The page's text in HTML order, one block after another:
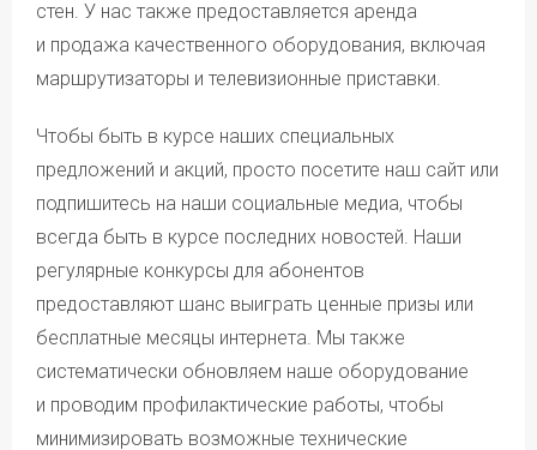
по перекоммутации на себя.
При подключении на Лицевой счет необходимо внести
Для возобновления оказания услуг связи после
нулевого либо отрицательного значения) Абоненту
необходимо погасить имеющуюся задолженность
и внести на Лицевой счет сумму не менее одной
Абонентской платы за все предоставляемые Абоненту
услуги на выбранном тарифе.
Подробные условия оказания услуг приведены
в соответствующих приложениях к договору
о предоставлении услуг связи физическим лицам.
Действующая редакция
договора и приложений.
Плюс» осуществляется в приложении «Смотрёшка»
и на портале smotreshka.tv, а также в приложении «НТВ-
ПЛЮС ТВ» и на портале ntvplus.tv.
При подключении по акции на лицевой счёт
не менее 1000 рублей.
Оборудование и дополнительные услуги при
подключении по акции предоставляются на стандартных
стен. У нас также предоставляется аренда
и продажа качественного оборудования, включая
маршрутизаторы и телевизионные приставки.
Чтобы быть в курсе наших специальных
предложений и акций, просто посетите наш сайт или
подпишитесь на наши социальные медиа, чтобы
всегда быть в курсе последних новостей. Наши
регулярные конкурсы для абонентов
предоставляют шанс выиграть ценные призы или
бесплатные месяцы интернета. Мы также
систематически обновляем наше оборудование
и проводим профилактические работы, чтобы
минимизировать возможные технические